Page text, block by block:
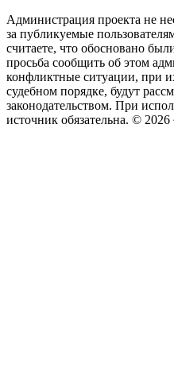
Администрация проекта не
за публикуемые
считаете, что обосновано
просьба сообщить об этом
конфликтные ситуации, при
судебном порядке, будут
законодательством. При
источник обязательна. © 2026